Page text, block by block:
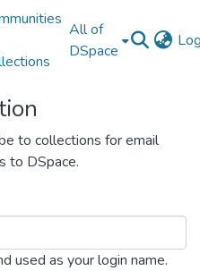
All of
DSpace
to collections for email
to DSpace.
used as your login name.